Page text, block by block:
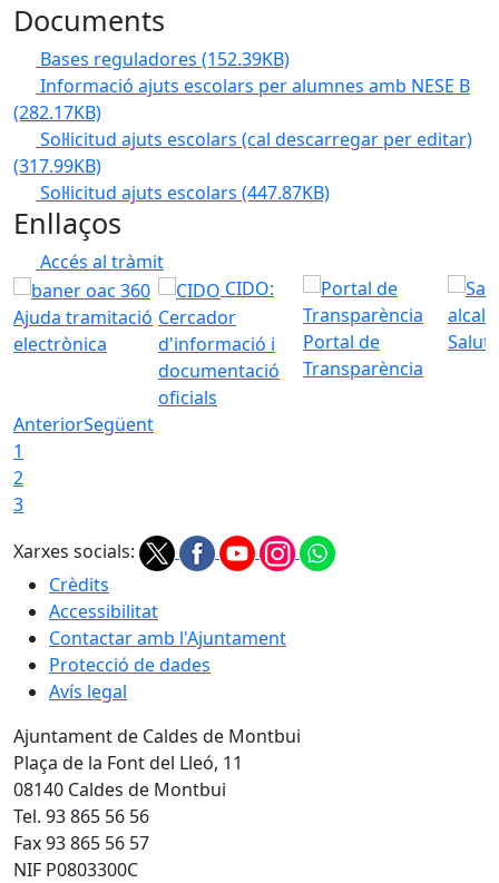
Documents
Bases reguladores (152.39KB)
Informació ajuts escolars per alumnes amb NESE B
(282.17KB)
Sol·licitud ajuts escolars (cal descarregar per editar)
(317.99KB)
Sol·licitud ajuts escolars (447.87KB)
Enllaços
Accés al tràmit
Ajuda tramitació
electrònica
CIDO:
Cercador
d'informació i
documentació
oficials
Portal de
Transparència
AnteriorSegüent
1
2
3
Xarxes socials:
Crèdits
Accessibilitat
Contactar amb l'Ajuntament
Protecció de dades
Avís legal
Ajuntament de Caldes de Montbui
Plaça de la Font del Lleó, 11
08140 Caldes de Montbui
Tel. 93 865 56 56
Fax 93 865 56 57
NIF P0803300C